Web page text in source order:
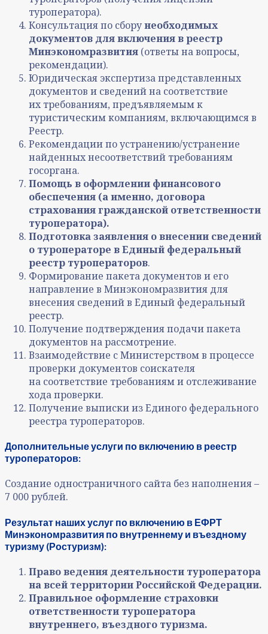
туроператора).
Консультация по сборунеобходимых
документов для включения в реестр
Минэкономразвития (ответы на вопросы,
рекомендации).
Юридическая экспертиза представленных
документов и сведений на соответствие
их требованиям, предъявляемым к
туристическим компаниям, включающимся в
Реестр.
Рекомендации по устранению/устранение
найденных несоответствий требованиям
госоргана.
Помощь в оформлении финансового
обеспечения (а именно, договора
страхования гражданской ответственности
туроператора).
Подготовка заявления о внесении сведений
о туроператоре в Единый федеральный
реестр туроператоров.
Формирование пакета документов и его
направление в Минэкономразвития для
внесения сведений в Единый федеральный
реестр.
Получение подтверждения подачи пакета
документов на рассмотрение.
Взаимодействие с Министерством в процессе
проверки документов соискателя
на соответствие требованиям и отслеживание
хода проверки.
Получение выписки из Единого федерального
реестра туроператоров.
Дополнительные услуги по включению в реестр
туроператоров:
Создание одностраничного сайта без наполнения –
7 000 рублей.
Результат наших услуг по включению в ЕФРТ
Минэкономразвития по внутреннему и въездному
туризму (Ростуризм):
Право ведения деятельности туроператора
на всей территории Российской Федерации.
Правильное оформление страховки
ответственности туроператора
внутреннего, въездного туризма.